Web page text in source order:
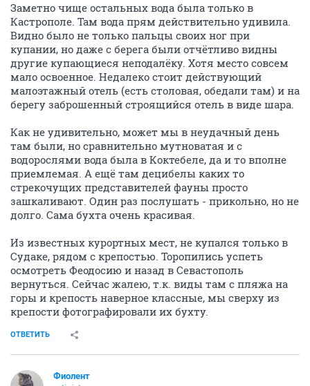
Заметно чище остальных вода была только в
Кастрополе. Там вода прям действительно удивила.
Видно было не только пальцы своих ног при
купании, но даже с берега были отчётливо видны
другие купающиеся неподалёку. Хотя место совсем
мало освоенное. Недалеко стоит действующий
малоэтажный отель (есть столовая, обедали там) и на
берегу заброшенный строящийся отель в виде шара.
Как не удивительно, может мы в неудачный день
там были, но сравнительно мутноватая и с
водорослями вода была в Коктебеле, да и то вполне
приемлемая. А ещё там децибелы каких то
стрекочущих представителей фауны просто
зашкаливают. Один раз послушать - прикольно, но не
долго. Сама бухта очень красивая.
Из известных курортных мест, не купался только в
Судаке, рядом с крепостью. Торопились успеть
осмотреть Феодосию и назад в Севастополь
вернуться. Сейчас жалею, т.к. виды там с пляжа на
горы и крепость наверное классные, мы сверху из
крепости фотографировали их бухту.
ОТВЕТИТЬ
Фиолент